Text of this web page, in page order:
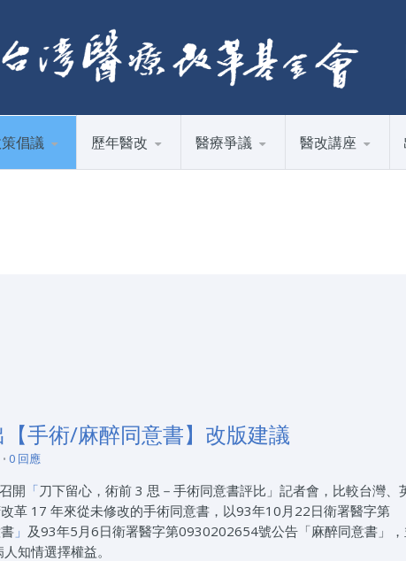
倡議 歷年醫改 醫療爭議 醫改講座
手術/麻醉同意書】改版建議
0 回應
開 「刀下留心，術前 3 思－手術同意書評比」記者會，比較台灣、
革 17 年來從未修改的手術同意書，以93年10月22日衛署醫字第
」 及93年5月6日衛署醫字第0930202654號公告「麻醉同意書」
知情選擇權益。